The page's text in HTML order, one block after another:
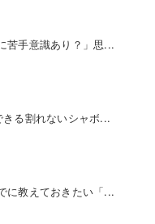
苦手意識あり？」思...
る割れないシャボ...
に教えておきたい「...